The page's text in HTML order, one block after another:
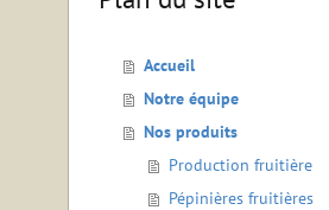
Accueil
Notre équipe
Nos produits
Production fruitière
Pépinières fruitières